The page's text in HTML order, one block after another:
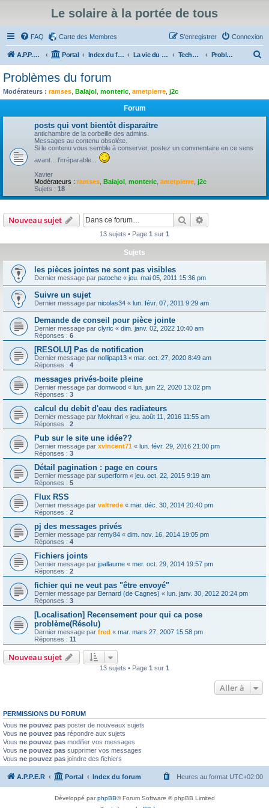
Le solaire à la portée de tous
FAQ Carte des Membres Connexion
S’enregistrer
A.P.P.E.R Portal Index du forum La vie du forum Technique du forum : Informations, évolutions, tutoriels et problèmes du forum Problèmes du forum
Problèmes du forum
Modérateurs : ramses Balajol monteric ametpierre j2c
Forum
posts qui vont bientôt disparaitre
antichambre de la corbeille des admins.
Messages au contenu obsolète.
Si le contenu vous semble à conserver, postez un commentaire en ce sens
avant... l'irréparable...
Xavier
Modérateurs : ramses Balajol monteric ametpierre j2c
Sujets : 18
Nouveau sujet Rechercher
13 sujets • Page 1 sur 1
Sujets
les pièces jointes ne sont pas visibles
Dernier message par patoche « jeu. mai 05, 2011 15:36 pm
Suivre un sujet
Dernier message par nicolas34 « lun. févr. 07, 2011 9:29 am
Demande de conseil pour pièce jointe
Dernier message par clyric « dim. janv. 02, 2022 10:40 am
Réponses : 6
[RESOLU] Pas de notification
Dernier message par nollipap13 « mar. oct. 27, 2020 8:49 am
Réponses : 4
messages privés-boite pleine
Dernier message par domwood « lun. juin 22, 2020 13:02 pm
Réponses : 3
calcul du debit d'eau des radiateurs
Dernier message par Mokhtari « jeu. août 11, 2016 11:55 am
Réponses : 2
Pub sur le site une idée??
Dernier message par xvincent71 « lun. févr. 29, 2016 21:00 pm
Réponses : 3
Détail pagination : page en cours
Dernier message par superform « jeu. oct. 22, 2015 9:19 am
Réponses : 5
Flux RSS
Dernier message par valtrede « mar. déc. 30, 2014 20:40 pm
Réponses : 2
pj des messages privés
Dernier message par remy84 « dim. nov. 16, 2014 19:05 pm
Réponses : 4
Fichiers joints
Dernier message par jpallaume « mer. oct. 29, 2014 19:57 pm
Réponses : 2
fichier qui ne veut pas "être envoyé"
Dernier message par Bernard (de Cagnes) « lun. janv. 30, 2012 20:24 pm
Réponses : 3
[Localisation] Recensement pour qui ca pose
problème(Résolu)
Dernier message par fred « mar. mars 27, 2007 15:58 pm
Réponses : 11
Nouveau sujet
13 sujets • Page 1 sur 1
Aller à
PERMISSIONS DU FORUM
Vous ne pouvez pas poster de nouveaux sujets
Vous ne pouvez pas répondre aux sujets
Vous ne pouvez pas modifier vos messages
Vous ne pouvez pas supprimer vos messages
Vous ne pouvez pas joindre des fichiers
A.P.P.E.R Portal Index du forum Heures au format UTC+02:00
Développé parphpBB® Forum Software © phpBB Limited